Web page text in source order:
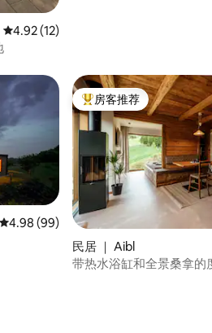
平均评分 4.92 分（满分 5 分），共 12
4.92 (12)
平均评分 4.98 分（满分 5 分），共 99
4.98 (99)
热门「房客推荐」
房客推荐
民居 ｜ Aibl
带热水浴缸和全景桑拿的